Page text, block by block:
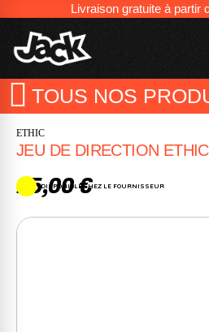
Livraison gratuite à partir
TOUS NOS
ETHIC
JEU DE DIRECTION
25,00 €
DISPONIBLE CHEZ LE FOURNISSEUR